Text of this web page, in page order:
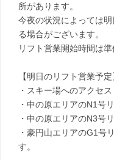
所があります。
今夜の状況によっては
る場合がございます。
リフト営業開始時間は
【明日のリフト営業予定
・スキー場へのアクセ
・中の原エリアのN1号
・中の原エリアのN3号
・豪円山エリアのG1号
す。